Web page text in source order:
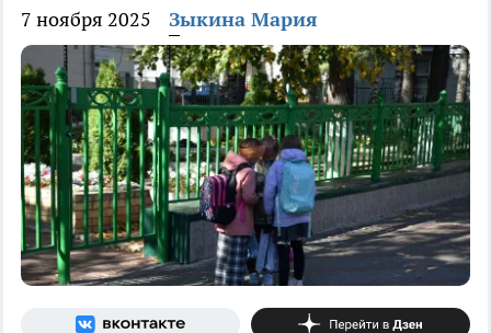
7 ноября 2025 Зыкина Мария